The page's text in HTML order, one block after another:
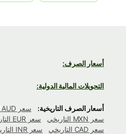
أسعار الصرف:
التحويلات المالية الدولية:
أسعار الصرف التاريخية: سعر AUD التاريخي
سعر MXN التاريخي
سعر EUR التاريخي
سعر CAD التاريخي
سعر INR التاريخي